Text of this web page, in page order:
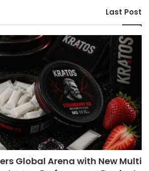
Last Post
Global Arena with New Multi